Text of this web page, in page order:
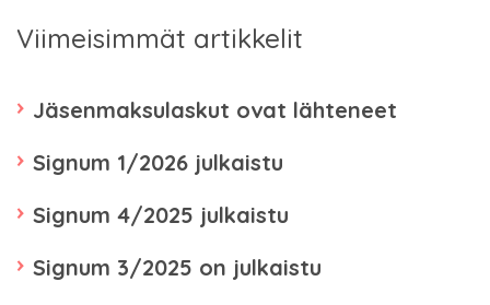
Viimeisimmät artikkelit
Jäsenmaksulaskut ovat lähteneet
Signum 1/2026 julkaistu
Signum 4/2025 julkaistu
Signum 3/2025 on julkaistu